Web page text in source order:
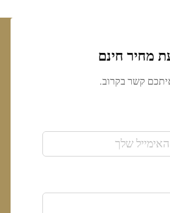
מחיר חינם
איתכם קשר בקרוב.